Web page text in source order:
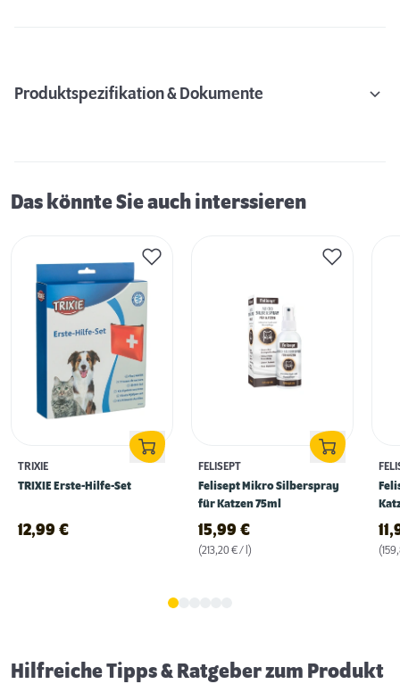
Produktspezifikation & Dokumente
Das könnte Sie auch interssieren
TRIXIE
TRIXIE Erste-Hilfe-Set
12,99 €
FELISEPT
Felisept Mikro Silberspray
für Katzen 75ml
15,99 €
(213,20 € / l)
Hilfreiche Tipps & Ratgeber zum Produkt